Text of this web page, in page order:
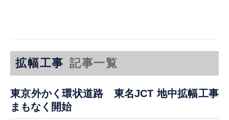
拡幅工事 記事一覧
東京外かく環状道路 東名JCT 地中拡幅工事
まもなく開始